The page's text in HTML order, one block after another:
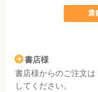
選
書店様
書店様からのご注文
してください。